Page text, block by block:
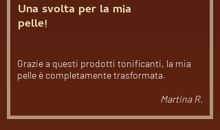
Una svolta per la mia
pelle!
Grazie a questi prodotti tonificanti, la mia
pelle è completamente trasformata.
Martina R.